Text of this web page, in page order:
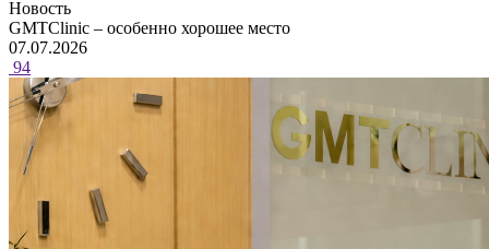
Новость
GMTClinic – особенно хорошее место
07.07.2026
94